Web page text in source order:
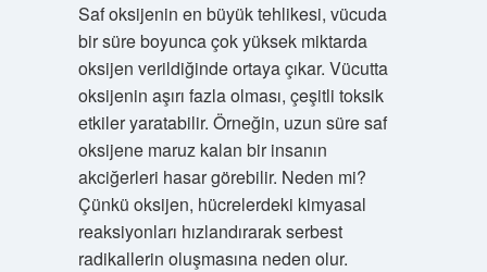
Saf oksijenin en büyük tehlikesi, vücuda
bir süre boyunca çok yüksek miktarda
oksijen verildiğinde ortaya çıkar. Vücutta
oksijenin aşırı fazla olması, çeşitli toksik
etkiler yaratabilir. Örneğin, uzun süre saf
oksijene maruz kalan bir insanın
akciğerleri hasar görebilir. Neden mi?
Çünkü oksijen, hücrelerdeki kimyasal
reaksiyonları hızlandırarak serbest
radikallerin oluşmasına neden olur.